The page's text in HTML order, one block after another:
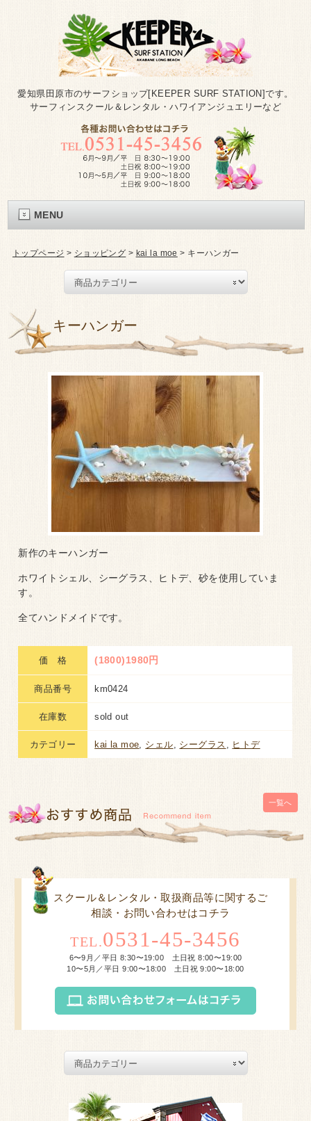
愛知県田原市のサーフショップ[KEEPER SURF STATION]です。
サーフィンスクール＆レンタル・ハワイアンジュエリーなど
MENU
トップページ > ショッピング > kai la moe > キーハンガー
キーハンガー
新作のキーハンガー
ホワイトシェル、シーグラス、ヒトデ、砂を使用していま
す。
全てハンドメイドです。
価 格 (1800)1980円
商品番号 km0424
在庫数 sold out
カテゴリー kai la moe, シェル, シーグラス , ヒトデ
一覧へ
スクール＆レンタル・取扱商品等に関するご
相談・お問い合わせはコチラ
TEL.0531-45-3456
6〜9月／平日 8:30〜19:00 土日祝 8:00〜19:00
10〜5月／平日 9:00〜18:00 土日祝 9:00〜18:00